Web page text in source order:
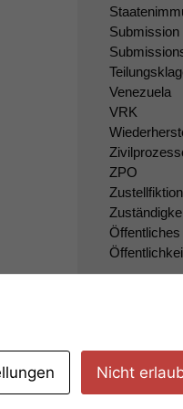
Submission
Venezuela
VRK
ZPO
Zustellfiktion
Nicht